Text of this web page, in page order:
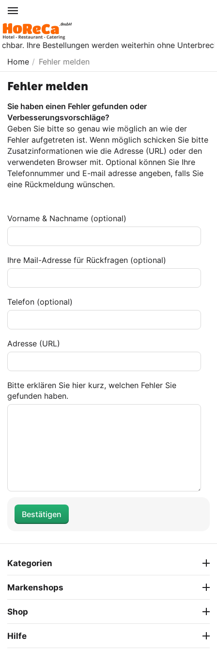
Ihre Bestellungen werden weiterhin ohne
Home / Fehler melden
Fehler melden
Sie haben einen Fehler gefunden oder
Verbesserungsvorschläge?
Geben Sie bitte so genau wie möglich an wie der
Fehler aufgetreten ist. Wenn möglich schicken Sie bitte
Zusatzinformationen wie die Adresse (URL) oder den
verwendeten Browser mit. Optional können Sie Ihre
Telefonnummer und E-mail adresse angeben, falls Sie
eine Rückmeldung wünschen.
Vorname & Nachname (optional)
Ihre Mail-Adresse für Rückfragen (optional)
Telefon (optional)
Adresse (URL)
Bitte erklären Sie hier kurz, welchen Fehler Sie
gefunden haben.
Bestätigen
Kategorien
Markenshops
Shop
Hilfe